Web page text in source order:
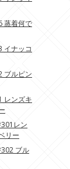
蒸着何で
イナッコ
ブルピン
レンズキ
レン
リー
ブル